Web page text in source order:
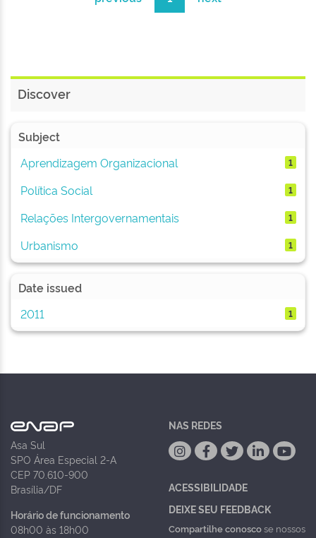
Discover
Subject
Aprendizagem Organizacional
1
Política Social 1
Relações Intergovernamentais 1
Urbanismo 1
Date issued
2011
1
Asa Sul
SPO Área Especial 2-A
CEP 70.610-900
Brasília/DF
Horário de funcionamento
08h00 às 18h00
NAS REDES
ACESSIBILIDADE
DEIXE SEU FEEDBACK
Compartilhe conoscose nossos